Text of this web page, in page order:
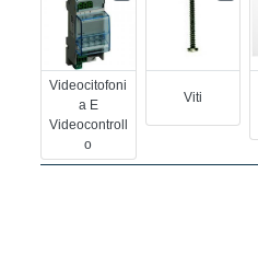
Videocitofoni
A E
Videocontroll
O
Viti